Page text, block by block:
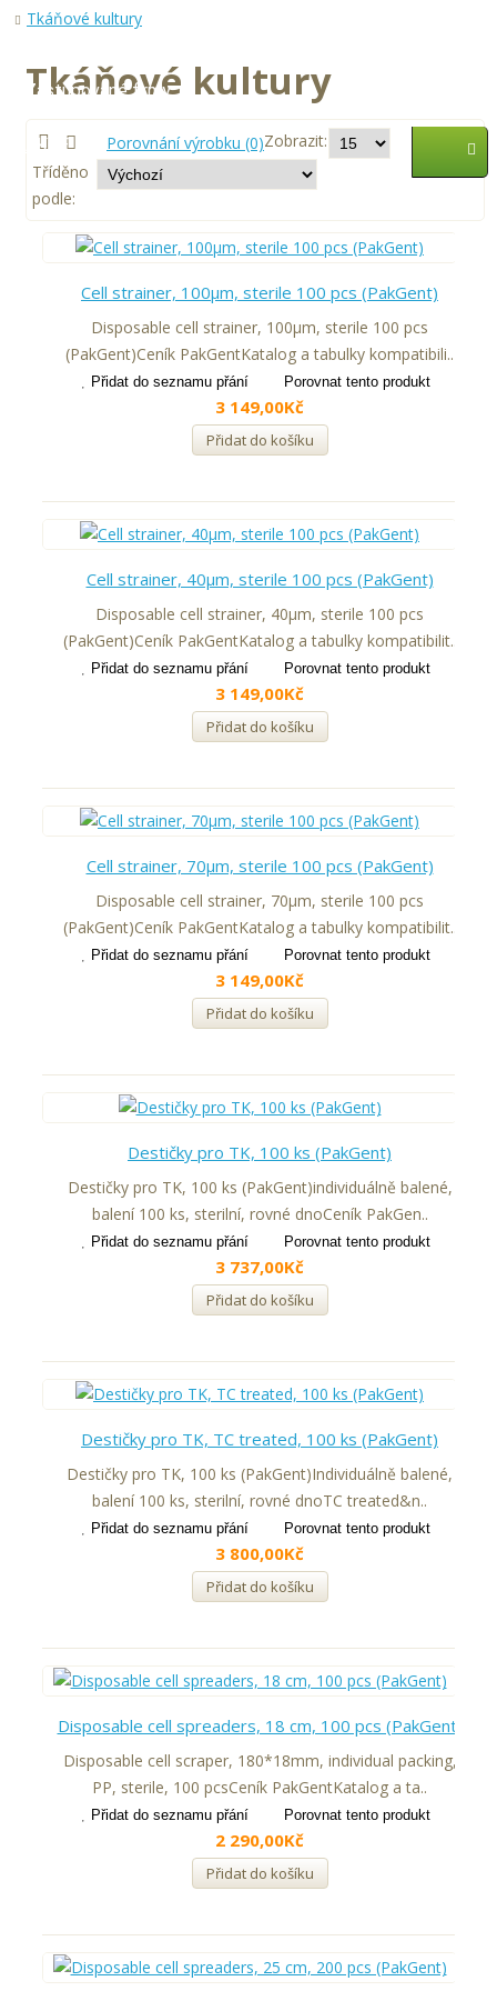
Zastupované firmy
AKCE
Tkáňové kultury
Tkáňové kultury
Porovnání výrobku (0)Zobrazit:
Tříděno
podle:
Cell strainer, 100μm, sterile 100 pcs (PakGent)
Disposable cell strainer, 100μm, sterile 100 pcs
(PakGent)Ceník PakGentKatalog a tabulky kompatibili..
Přidat do seznamu přání Porovnat tento produkt
3 149,00Kč
Přidat do košíku
Cell strainer, 40μm, sterile 100 pcs (PakGent)
Disposable cell strainer, 40μm, sterile 100 pcs
(PakGent)Ceník PakGentKatalog a tabulky kompatibilit..
Přidat do seznamu přání Porovnat tento produkt
3 149,00Kč
Přidat do košíku
Cell strainer, 70μm, sterile 100 pcs (PakGent)
Disposable cell strainer, 70μm, sterile 100 pcs
(PakGent)Ceník PakGentKatalog a tabulky kompatibilit..
Přidat do seznamu přání Porovnat tento produkt
3 149,00Kč
Přidat do košíku
Destičky pro TK, 100 ks (PakGent)
Destičky pro TK, 100 ks (PakGent)individuálně balené,
balení 100 ks, sterilní, rovné dnoCeník PakGen..
Přidat do seznamu přání Porovnat tento produkt
3 737,00Kč
Přidat do košíku
Destičky pro TK, TC treated, 100 ks (PakGent)
Destičky pro TK, 100 ks (PakGent)Individuálně balené,
balení 100 ks, sterilní, rovné dnoTC treated&n..
Přidat do seznamu přání Porovnat tento produkt
3 800,00Kč
Přidat do košíku
Disposable cell spreaders, 18 cm, 100 pcs (PakGent)
Disposable cell scraper, 180*18mm, individual packing,
PP, sterile, 100 pcsCeník PakGentKatalog a ta..
Přidat do seznamu přání Porovnat tento produkt
2 290,00Kč
Přidat do košíku